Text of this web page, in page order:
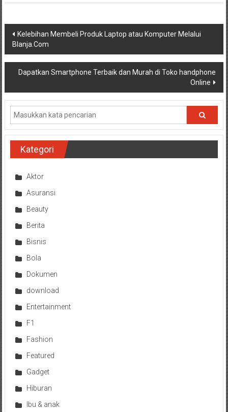
Navigasi
pos
Kelebihan Membeli Produk Laptop atau Komputer Melalui
Blanja.Com
Dapatkan Smartphone Terbaik dan Murah di Toko handphone
Online
Kategori
Aktor
Asuransi
Beauty
Berita
Bisnis
Bola
Dokumen
download
Entertainment
F1
Fashion
Featured
Gadget
Hiburan
Ibu & anak